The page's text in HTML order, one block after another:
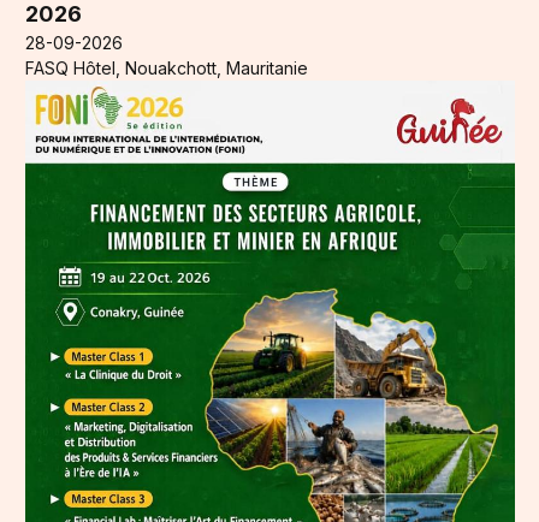
2026
28-09-2026
FASQ Hôtel, Nouakchott, Mauritanie